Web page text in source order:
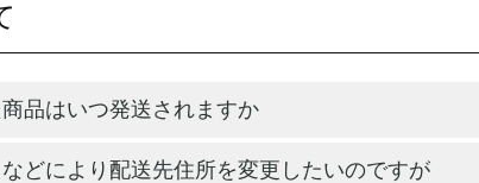
品はいつ発送されますか
どにより配送先住所を変更したいのですが